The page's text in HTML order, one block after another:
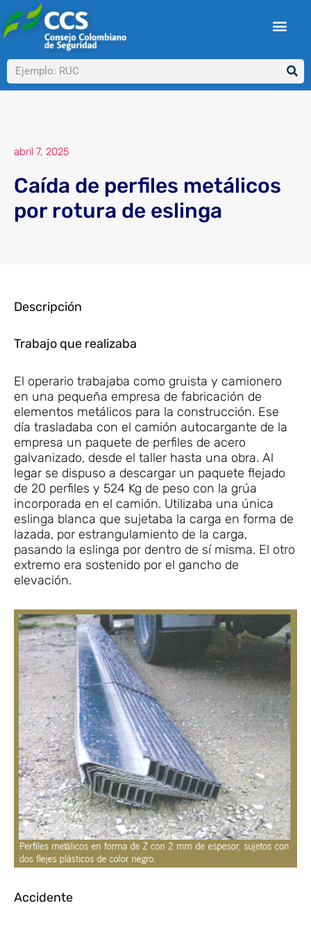
al
contenido
Buscar
abril 7, 2025
Caída de perfiles metálicos
por rotura de eslinga
Descripción
Trabajo que realizaba
El operario trabajaba como gruista y camionero
en una pequeña empresa de fabricación de
elementos metálicos para la construcción. Ese
día trasladaba con el camión autocargante de la
empresa un paquete de perfiles de acero
galvanizado, desde el taller hasta una obra. Al
legar se dispuso a descargar un paquete flejado
de 20 perfiles y 524 Kg de peso con la grúa
incorporada en el camión. Utilizaba una única
eslinga blanca que sujetaba la carga en forma de
lazada, por estrangulamiento de la carga,
pasando la eslinga por dentro de sí misma. El otro
extremo era sostenido por el gancho de
elevación.
Accidente